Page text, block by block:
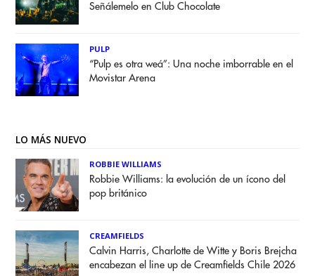
Señálemelo en Club Chocolate
PULP
“Pulp es otra weá”: Una noche imborrable en el
Movistar Arena
LO MÁS NUEVO
ROBBIE WILLIAMS
Robbie Williams: la evolución de un ícono del
pop británico
CREAMFIELDS
Calvin Harris, Charlotte de Witte y Boris Brejcha
encabezan el line up de Creamfields Chile 2026